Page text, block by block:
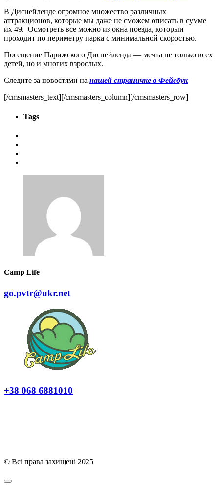
В Диснейленде огромное множество различных
аттракционов, которые мы даже не сможем описать в сумме
их 49. Осмотреть все можно из окна поезда, который
проходит по периметру парка с минимальной скоростью.
Посещение Парижского Диснейленда — мечта не только всех
детей, но и многих взрослых.
Следите за новостями на нашей страничке в Фейсбук
[/cmsmasters_text][/cmsmasters_column][/cmsmasters_row]
Tags
Camp Life
go.pvtr@ukr.net
+38 068 6881010
© Всі права захищені 2025